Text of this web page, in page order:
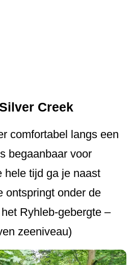
Creek
comfortabel langs een
begaanbaar voor
hele tijd ga je naast
ontspringt onder de
Ryhleb-gebergte –
zeeniveau)